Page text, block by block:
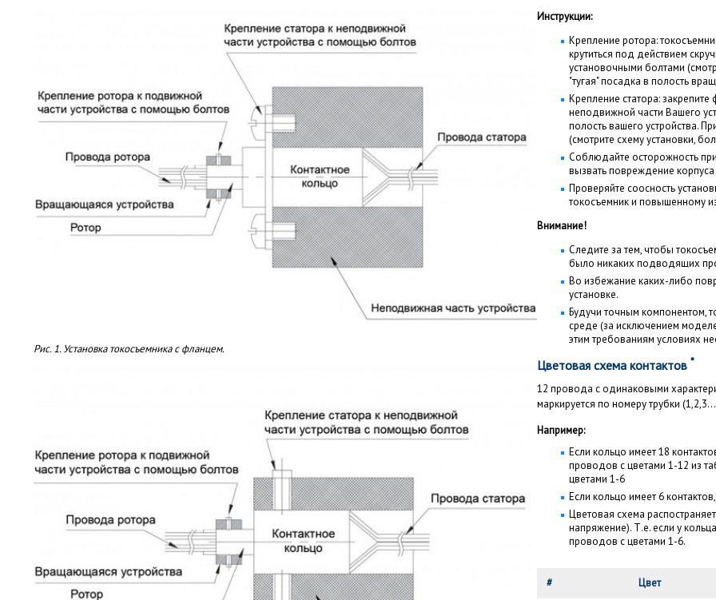
Рис. 1. Установка токосъемника с фланцем.
Инструкции:
Крепление ротора:
крутиться под действием
установочными болтами
"тугая" посадка в полость
Крепление статора:
неподвижной части Вашего
полость вашего устройства.
(смотрите схему установки,
Соблюдайте осторожность
вызвать повреждение
Проверяйте соосность
токосъемник и повышенному
Внимание!
Следите за тем, чтобы
было никаких подводящих
Во избежание каких-либо
установке.
Будучи точным компонентом,
среде (за исключением
этим требованиям условиях
Цветовая схема контактов *
12 провода с одинаковыми
маркируется по номеру трубки
Например:
Если кольцо имеет 18
проводов с цветами 1-12 из
цветами 1-6
Если кольцо имеет 6
Цветовая схема
напряжение). Т.е. если у
проводов с цветами 1-6.
# Цвет